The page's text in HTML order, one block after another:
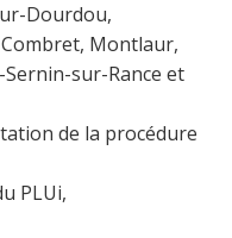
Dourdou,
Montlaur,
sur-Rance et
de la procédure
PLUi,